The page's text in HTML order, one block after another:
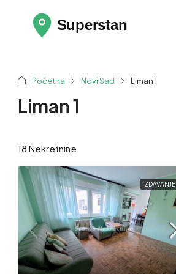
Početna Novi Sad Liman 1
Liman 1
18 Nekretnine
IZDAVANJE